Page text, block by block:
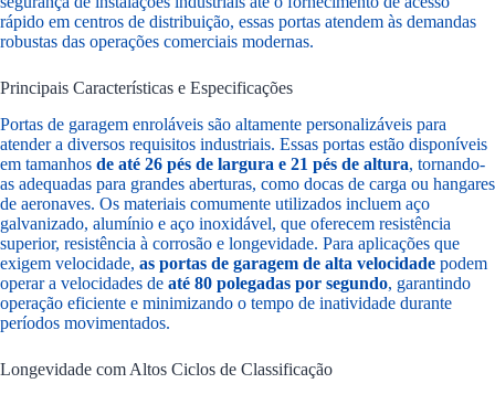
rápido em centros de distribuição, essas portas atendem às demandas
robustas das operações comerciais modernas.
Principais Características e Especificações
Portas de garagem enroláveis são altamente personalizáveis para
atender a diversos requisitos industriais. Essas portas estão disponíveis
em tamanhos de até 26 pés de largura e 21 pés de altura, tornando-
as adequadas para grandes aberturas, como docas de carga ou hangares
de aeronaves. Os materiais comumente utilizados incluem aço
galvanizado, alumínio e aço inoxidável, que oferecem resistência
superior, resistência à corrosão e longevidade. Para aplicações que
exigem velocidade, as portas de garagem de alta velocidade podem
operar a velocidades de até 80 polegadas por segundo, garantindo
operação eficiente e minimizando o tempo de inatividade durante
períodos movimentados.
Longevidade com Altos Ciclos de Classificação